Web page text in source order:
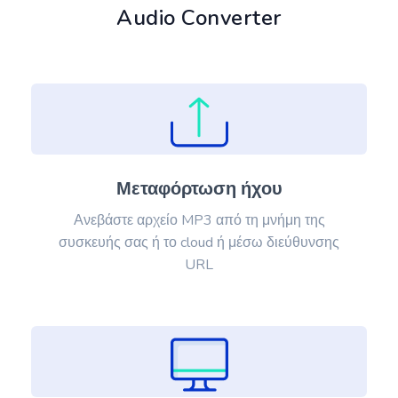
Audio Converter
Μεταφόρτωση ήχου
Ανεβάστε αρχείο MP3 από τη μνήμη της
συσκευής σας ή το cloud ή μέσω διεύθυνσης
URL